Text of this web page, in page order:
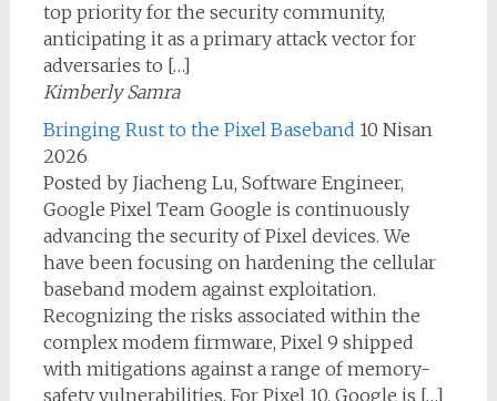
top priority for the security community,
anticipating it as a primary attack vector for
adversaries to […]
Kimberly Samra
Bringing Rust to the Pixel Baseband 10 Nisan
2026
Posted by Jiacheng Lu, Software Engineer,
Google Pixel Team Google is continuously
advancing the security of Pixel devices. We
have been focusing on hardening the cellular
baseband modem against exploitation.
Recognizing the risks associated within the
complex modem firmware, Pixel 9 shipped
with mitigations against a range of memory-
safety vulnerabilities. For Pixel 10, Google is […]